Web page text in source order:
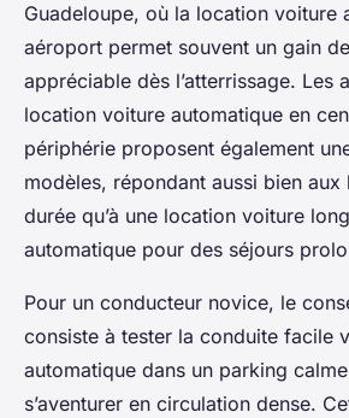
Guadeloupe, où la location voiture
aéroport permet souvent un gain
appréciable dès l’atterrissage. Les
location voiture automatique en
périphérie proposent également
modèles, répondant aussi bien
durée qu’à une location voiture
automatique pour des séjours
Pour un conducteur novice, le
consiste à tester la conduite facile
automatique dans un parking
s’aventurer en circulation dense.